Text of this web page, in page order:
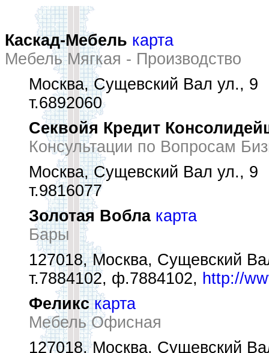
Каскад-Мебель карта
Мебель Мягкая - Производство
Москва, Сущевский Вал ул., 9
т.6892060
Секвойя Кредит
Консультации по Вопросам
Москва, Сущевский Вал ул., 9
т.9816077
Золотая Вобла карта
Бары
127018, Москва, Сущевский
т.7884102, ф.7884102, http://
Феликс карта
Мебель Офисная
127018, Москва, Сущевский